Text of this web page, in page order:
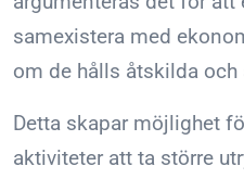
samexistera med
om de hålls åtskilda
Detta skapar möjlighet
aktiviteter att ta större